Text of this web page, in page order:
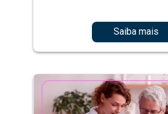
Saiba mais